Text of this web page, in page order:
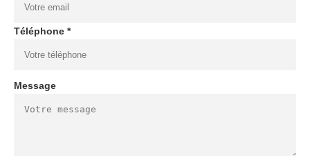
Téléphone *
Message